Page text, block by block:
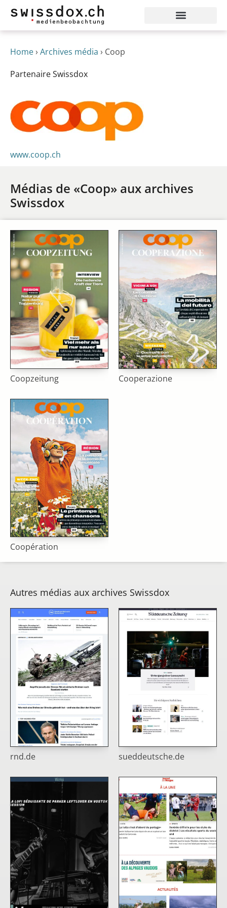
Home› Archives média › Coop
Partenaire Swissdox
www.coop.ch
Médias de «Coop» aux archives
Swissdox
Coopzeitung Cooperazione
Coopération
Autres médias aux archives Swissdox
rnd.de sueddeutsche.de